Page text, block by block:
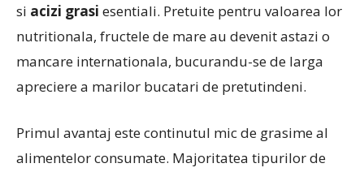
si acizi grasi esentiali. Pretuite pentru valoarea lor
nutritionala, fructele de mare au devenit astazi o
mancare internationala, bucurandu-se de larga
apreciere a marilor bucatari de pretutindeni.
Primul avantaj este continutul mic de grasime al
alimentelor consumate. Majoritatea tipurilor de